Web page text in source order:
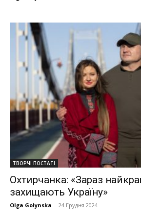
ТВОРЧІ ПОСТАТІ
Охтирчанка: «Зараз
захищають Україну»
Olga Golynska - 24 Грудня 2024